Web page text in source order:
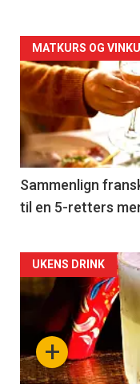
Forsiden
akkurat
nå
-
5
MATKURS OG
Sammenlign
til en 5-retters
Forsiden
akkurat
nå
-
+
UKENS DRINK